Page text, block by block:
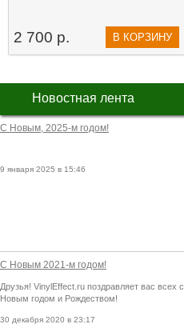
2 700 р. В КОРЗИНУ
Новостная лента
С Новым, 2025-м годом!
9 января 2025 в 15:46
С Новым 2021-м годом!
Друзья! VinylEffect.ru поздравляет вас всех с
Новым годом и Рождеством!
30 декабря 2020 в 23:17